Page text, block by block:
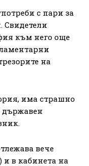
с пари за
Свидетели
към него още
на
има страшно
държавен
вече
в кабинета на